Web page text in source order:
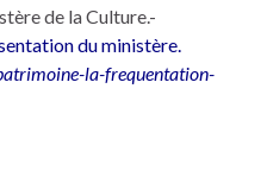
de la Culture.-
du ministère.
la-frequentation-